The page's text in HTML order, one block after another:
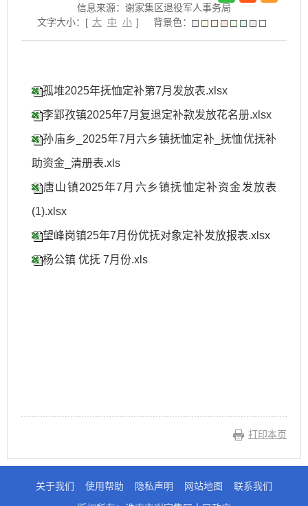
信息来源：谢家集区退役军人事务局
文字大小：[ 大 中 小 ] 背景色：
孤堆2025年抚恤定补第7月发放表.xlsx
李郢孜镇2025年7月复退定补款发放花名册.xlsx
孙庙乡_2025年7月六乡镇抚恤定补_抚恤优抚补
助资金_清册表.xls
唐山镇2025年7月六乡镇抚恤定补资金发放表
(1).xlsx
望峰岗镇25年7月份优抚对象定补发放报表.xlsx
杨公镇 优抚 7月份.xls
打印本页
关于我们 使用帮助 隐私声明 网站地图
联系我们